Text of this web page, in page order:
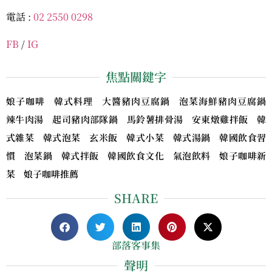
電話 : 02 2550 0298
FB / IG
焦點關鍵字
娘子咖啡 韓式料理 大醬豬肉豆腐鍋 泡菜海鮮豬肉豆腐鍋
辣牛肉湯 起司豬肉部隊鍋 馬鈴薯排骨湯 安東燉雞拌飯 韓
式雜菜 韓式泡菜 玄米飯 韓式小菜 韓式湯鍋 韓國飲食習
慣 泡菜鍋 韓式拌飯 韓國飲食文化 氣泡飲料 娘子咖啡新
菜 娘子咖啡推薦
SHARE
部落客事集
聲明